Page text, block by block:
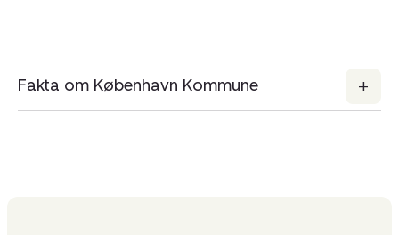
Fakta om København Kommune